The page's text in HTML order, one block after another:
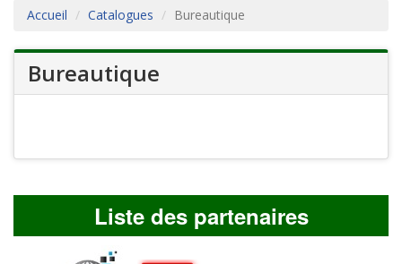
Accueil Catalogues Bureautique
Bureautique
Liste des partenaires